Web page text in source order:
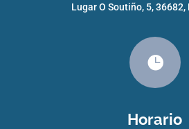
Lugar O Soutiño, 5,

Horario